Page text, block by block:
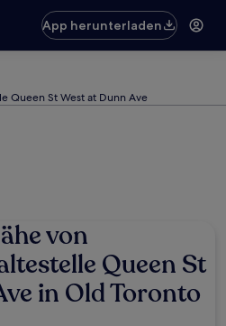
App herunterladen
Queen St West at Dunn Ave
von
Queen St
in Old Toronto